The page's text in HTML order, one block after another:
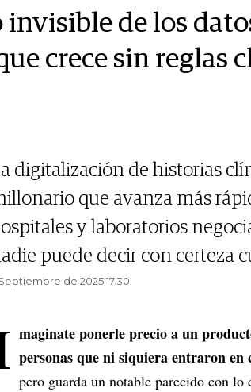
invisible de los
crece sin reglas
digitalización de historias
que avanza más
y laboratorios
puede decir con certeza
de 2025 17.30
maginate ponerle precio a un
personas que ni siquiera entraron en
pero guarda un notable parecido con lo